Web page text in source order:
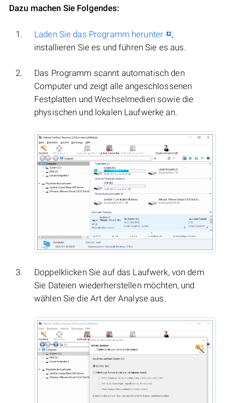
Dazu machen Sie Folgendes:
Laden Sie das Programm herunter
,
installieren Sie es und führen Sie es aus.
Das Programm scannt automatisch den
Computer und zeigt alle angeschlossenen
Festplatten und Wechselmedien sowie die
physischen und lokalen Laufwerke an.
Doppelklicken Sie auf das Laufwerk, von dem
Sie Dateien wiederherstellen möchten, und
wählen Sie die Art der Analyse aus.